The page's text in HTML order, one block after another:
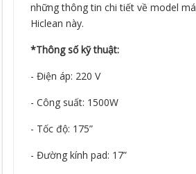
những thông tin chi tiết về model
Hiclean này.
*Thông số kỹ thuật:
- Điện áp: 220 V
- Công suất: 1500W
- Tốc độ: 175”
- Đường kính pad: 17”